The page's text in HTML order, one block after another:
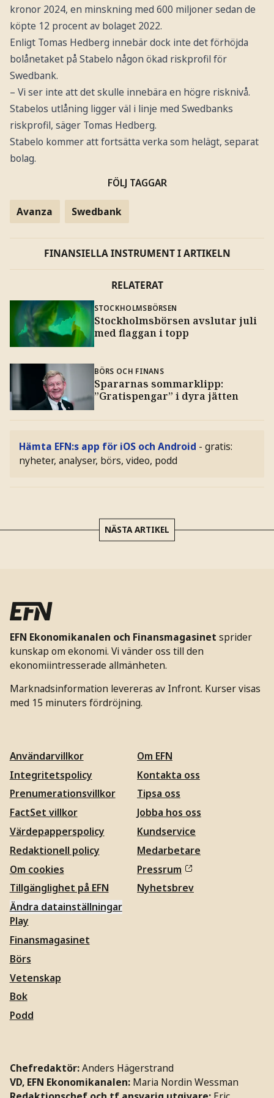
kronor 2024, en minskning med 600 miljoner sedan de
köpte 12 procent av bolaget 2022.
Enligt Tomas Hedberg innebär dock inte det förhöjda
bolånetaket på Stabelo någon ökad riskprofil för
Swedbank.
– Vi ser inte att det skulle innebära en högre risknivå.
Stabelos utlåning ligger väl i linje med Swedbanks
riskprofil, säger Tomas Hedberg.
Stabelo kommer att fortsätta verka som helägt, separat
bolag.
FÖLJ TAGGAR
Avanza Swedbank
FINANSIELLA INSTRUMENT I ARTIKELN
RELATERAT
STOCKHOLMSBÖRSEN
Stockholmsbörsen avslutar juli
med flaggan i topp
BÖRS OCH FINANS
Spararnas sommarklipp:
”Gratispengar” i dyra jätten
Hämta EFN:s app för iOS och Android - gratis:
nyheter, analyser, börs, video, podd
NÄSTA ARTIKEL
EFN Ekonomikanalen och Finansmagasinet sprider
kunskap om ekonomi. Vi vänder oss till den
ekonomiintresserade allmänheten.
Marknadsinformation levereras av Infront. Kurser visas
med 15 minuters fördröjning.
Användarvillkor
Integritetspolicy
Prenumerationsvillkor
FactSet villkor
Värdepapperspolicy
Redaktionell policy
Om cookies
Tillgänglighet på EFN
Ändra datainställningar
Om EFN
Kontakta oss
Tipsa oss
Jobba hos oss
Kundservice
Medarbetare
Pressrum
Nyhetsbrev
Play
Finansmagasinet
Börs
Vetenskap
Bok
Podd
Chefredaktör:Anders Hägerstrand
VD, EFN Ekonomikanalen: Maria Nordin Wessman